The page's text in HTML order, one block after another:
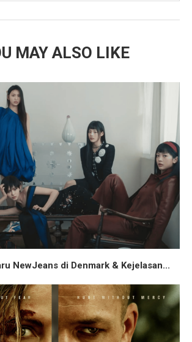
MAY ALSO LIKE
NewJeans di Denmark & Kejelasan...